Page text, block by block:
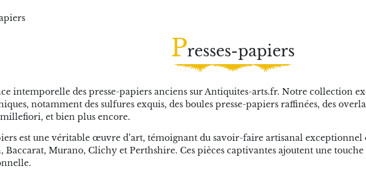
Presses-papiers
intemporelle des presse-papiers anciens sur Antiquites-arts.fr. Notre collection
notamment des sulfures exquis, des boules presse-papiers raffinées, des
millefiori, et bien plus encore.
est une véritable œuvre d’art, témoignant du savoir-faire artisanal exceptionnel
Baccarat, Murano, Clichy et Perthshire. Ces pièces captivantes ajoutent une